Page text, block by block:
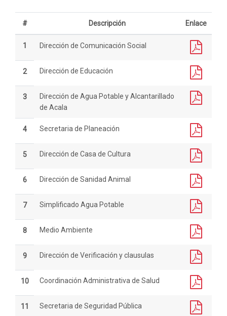
# Descripción Enlace
1 Dirección de Comunicación Social
2 Dirección de Educación
3
Dirección de Agua Potable y Alcantarillado
de Acala
4 Secretaria de Planeación
5 Dirección de Casa de Cultura
6 Dirección de Sanidad Animal
7 Simplificado Agua Potable
8 Medio Ambiente
9 Dirección de Verificación y clausulas
10 Coordinación Administrativa de Salud
11 Secretaria de Seguridad Pública